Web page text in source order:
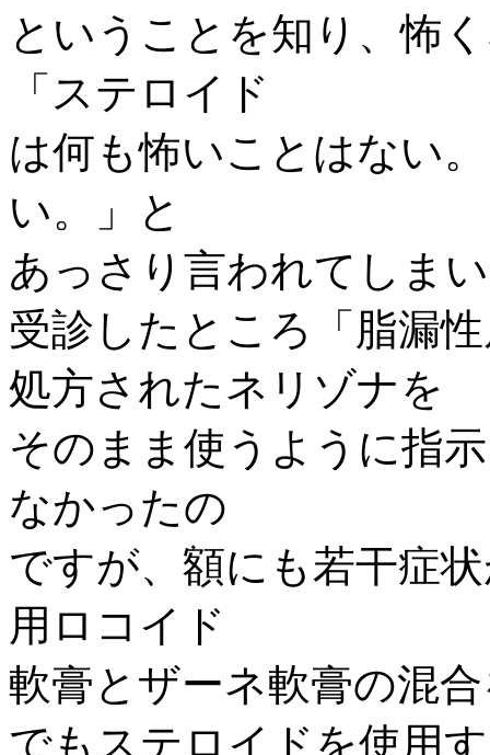
ということを知り、怖
「ステロイド
は何も怖いことはない
い。」と
あっさり言われてしま
受診したところ「脂漏
処方されたネリゾナを
そのまま使うように指
なかったの
ですが、額にも若干症
用ロコイド
軟膏とザーネ軟膏の混
でもステロイドを使用